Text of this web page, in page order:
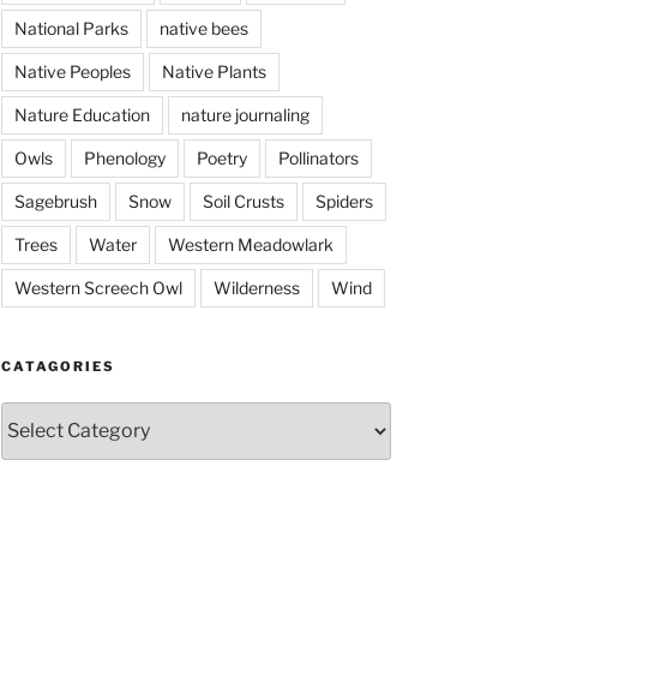
National Parks native bees
Native Peoples Native Plants
Nature Education nature journaling
Owls Phenology Poetry Pollinators
Sagebrush Snow Soil Crusts Spiders
Trees Water Western Meadowlark
Western Screech Owl Wilderness Wind
CATAGORIES